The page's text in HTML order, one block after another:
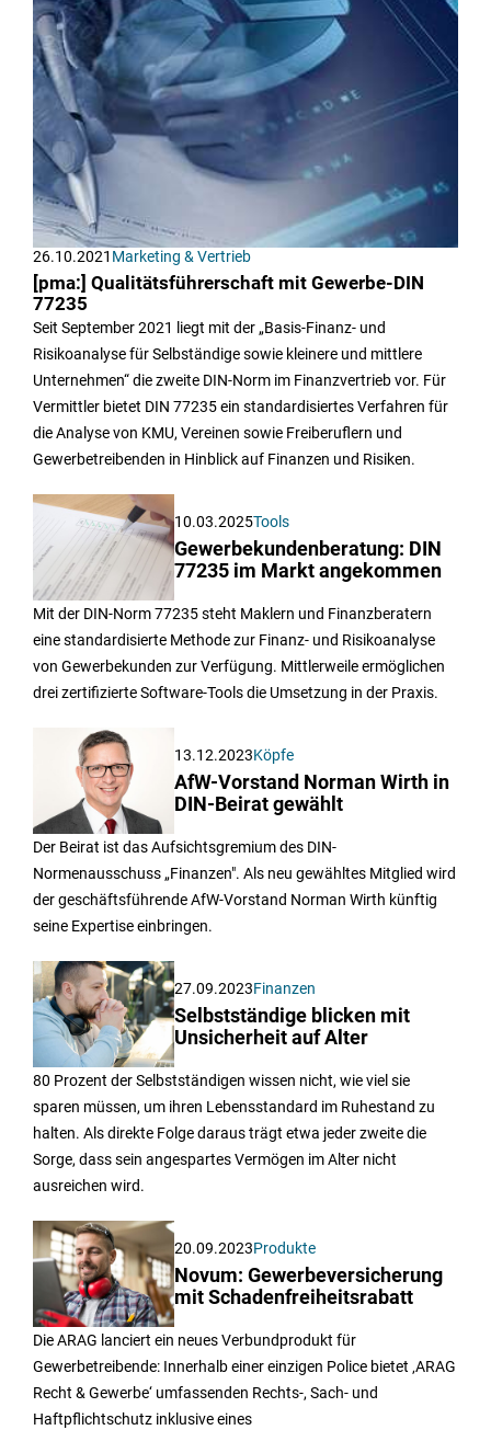
26.10.2021 Marketing & Vertrieb
[pma:] Qualitätsführerschaft mit Gewerbe-DIN
77235
Seit September 2021 liegt mit der „Basis-Finanz- und
Risikoanalyse für Selbständige sowie kleinere und mittlere
Unternehmen“ die zweite DIN-Norm im Finanzvertrieb vor. Für
Vermittler bietet DIN 77235 ein standardisiertes Verfahren für
die Analyse von KMU, Vereinen sowie Freiberuflern und
Gewerbetreibenden in Hinblick auf Finanzen und Risiken.
10.03.2025Tools
Gewerbekundenberatung: DIN
77235 im Markt angekommen
Mit der DIN-Norm 77235 steht Maklern und Finanzberatern
eine standardisierte Methode zur Finanz- und Risikoanalyse
von Gewerbekunden zur Verfügung. Mittlerweile ermöglichen
drei zertifizierte Software-Tools die Umsetzung in der Praxis.
13.12.2023Köpfe
AfW-Vorstand Norman Wirth in
DIN-Beirat gewählt
Der Beirat ist das Aufsichtsgremium des DIN-
Normenausschuss „Finanzen". Als neu gewähltes Mitglied wird
der geschäftsführende AfW-Vorstand Norman Wirth künftig
seine Expertise einbringen.
27.09.2023Finanzen
Selbstständige blicken mit
Unsicherheit auf Alter
80 Prozent der Selbstständigen wissen nicht, wie viel sie
sparen müssen, um ihren Lebensstandard im Ruhestand zu
halten. Als direkte Folge daraus trägt etwa jeder zweite die
Sorge, dass sein angespartes Vermögen im Alter nicht
ausreichen wird.
20.09.2023Produkte
Novum: Gewerbeversicherung
mit Schadenfreiheitsrabatt
Die ARAG lanciert ein neues Verbundprodukt für
Gewerbetreibende: Innerhalb einer einzigen Police bietet ‚ARAG
Recht & Gewerbe‘ umfassenden Rechts-, Sach- und
Haftpflichtschutz inklusive eines